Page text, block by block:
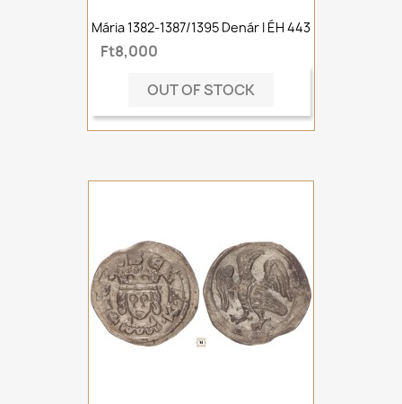
Mária 1382-1387/1395 Denár I ÉH 443
Ft8,000
OUT OF STOCK